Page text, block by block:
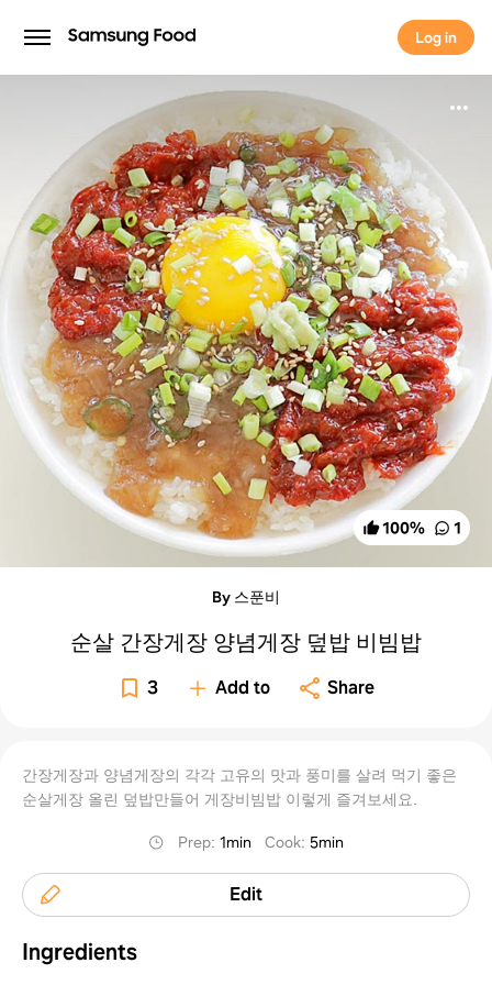
Log in
Log in
100% 1
By 스푼비
순살 간장게장 양념게장 덮밥 비빔밥
3 Add to Share
간장게장과 양념게장의 각각 고유의 맛과 풍미를 살려 먹기 좋은
순살게장 올린 덮밥만들어 게장비빔밥 이렇게 즐겨보세요.
Prep:1min Cook:5min
Edit
Ingredients